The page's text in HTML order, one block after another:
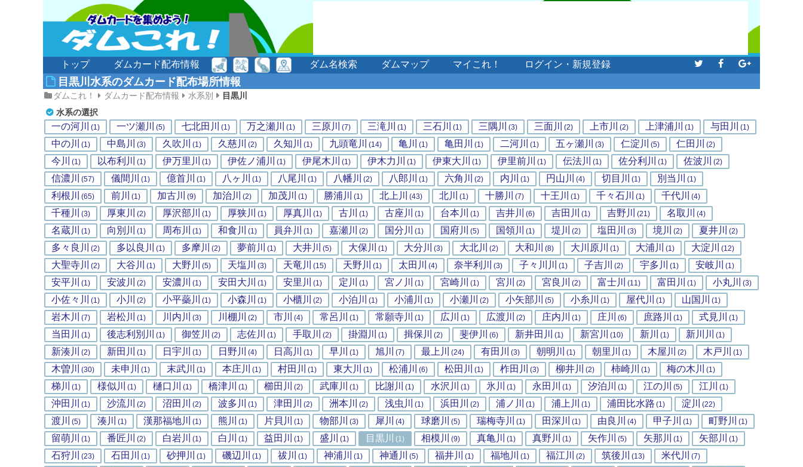
トップ ダムカード配布情報 ダム名検索 ダムマップ マイこれ！ ログイン・新規登録
目黒川水系のダムカード配布場所情報
ダムこれ！ ダムカード配布情報 水系別
目黒川
水系の選択
一の河川 (1) 一ツ瀬川 (5) 七北田川 (1) 万之瀬川 (1) 三原川 (7) 三滝川 (1) 三石川 (1) 三隅川 (3) 三面川 (2) 上市川 (2) 上津浦川 (1) 与田川 (1)
中の川 (1) 中島川 (3) 久吹川 (1) 久慈川 (2) 久知川 (1) 九頭竜川 (14) 亀川 (1) 亀田川 (1) 二河川 (1) 五ヶ瀬川 (3) 仁淀川 (5) 仁田川 (2)
今川 (1) 以布利川 (1) 伊万里川 (1) 伊佐ノ浦川 (1) 伊尾木川 (1) 伊木力川 (1) 伊東大川 (1) 伊里前川 (1) 伝法川 (1) 佐分利川 (1) 佐波川 (2)
信濃川 (57) 儀間川 (1) 億首川 (1) 八ヶ川 (1) 八尾川 (1) 八幡川 (2) 八郎川 (1) 六角川 (2) 内川 (1) 円山川 (4) 切目川 (1) 別当川 (1)
利根川 (65) 前川 (1) 加古川 (9) 加治川 (2) 加茂川 (1) 勝浦川 (1) 北上川 (43) 北川 (1) 十勝川 (7) 十王川 (1) 千々石川 (1) 千代川 (4)
千種川 (3) 厚東川 (2) 厚沢部川 (1) 厚狭川 (1) 厚真川 (1) 古川 (1) 古座川 (1) 台本川 (1) 吉井川 (6) 吉田川 (1) 吉野川 (21) 名取川 (4)
名蔵川 (1) 向別川 (1) 周布川 (1) 和食川 (1) 員弁川 (1) 嘉瀬川 (2) 国分川 (1) 国府川 (5) 国領川 (1) 堤川 (2) 塩田川 (3) 境川 (2) 夏井川 (2)
多々良川 (2) 多以良川 (1) 多摩川 (2) 夢前川 (1) 大井川 (5) 大保川 (1) 大分川 (3) 大北川 (2) 大和川 (8) 大川原川 (1) 大浦川 (1) 大淀川 (12)
大聖寺川 (2) 大谷川 (1) 大野川 (5) 天塩川 (3) 天竜川 (15) 天野川 (1) 太田川 (4) 奈半利川 (3) 子々川川 (1) 子吉川 (2) 宇多川 (1) 安岐川 (1)
安平川 (1) 安波川 (2) 安濃川 (1) 安田大川 (1) 安里川 (1) 定川 (1) 宮ノ川 (1) 宮崎川 (1) 宮川 (2) 宮良川 (2) 富士川 (11) 富田川 (1) 小丸川 (3)
小佐々川 (1) 小川 (2) 小平蘂川 (1) 小森川 (1) 小櫃川 (2) 小泊川 (1) 小浦川 (1) 小瀬川 (2) 小矢部川 (5) 小糸川 (1) 屋代川 (1) 山国川 (1)
岩木川 (7) 岩松川 (1) 川内川 (3) 川棚川 (2) 市川 (4) 常呂川 (1) 常願寺川 (1) 広川 (1) 広渡川 (2) 庄内川 (1) 庄川 (6) 庶路川 (1) 式見川 (1)
当田川 (1) 後志利別川 (1) 御笠川 (2) 志佐川 (1) 手取川 (2) 掛淵川 (1) 揖保川 (2) 斐伊川 (6) 新井田川 (1) 新宮川 (10) 新川 (1) 新川川 (1)
新湊川 (2) 新田川 (1) 日宇川 (1) 日野川 (4) 日高川 (1) 早川 (1) 旭川 (7) 最上川 (24) 有田川 (3) 朝明川 (1) 朝里川 (1) 木屋川 (2) 木戸川 (1)
木曽川 (30) 未申川 (1) 末武川 (1) 本庄川 (1) 村田川 (1) 東大川 (1) 松浦川 (6) 松田川 (1) 柞田川 (3) 柳井川 (2) 柿崎川 (1) 梅の木川 (1)
梯川 (1) 様似川 (1) 樋口川 (1) 橋津川 (1) 櫛田川 (2) 武庫川 (1) 比謝川 (1) 水沢川 (1) 氷川 (1) 永田川 (1) 汐泊川 (1) 江の川 (5) 江川 (1)
沖田川 (1) 沙流川 (2) 沼田川 (2) 波多川 (1) 津田川 (2) 洲本川 (2) 浅虫川 (1) 浜田川 (2) 浦ノ川 (1) 浦上川 (1) 浦田比水路 (1) 淀川 (22)
渡川 (5) 湊川 (1) 漢那福地川 (1) 熊川 (1) 片貝川 (1) 物部川 (3) 犀川 (4) 球磨川 (5) 瑞梅寺川 (1) 田深川 (1) 由良川 (4) 甲子川 (1) 町野川 (1)
留萌川 (1) 番匠川 (2) 白岩川 (1) 白川 (1) 益田川 (1) 盛川 (1) 目黒川 (1) 相模川 (9) 真亀川 (1) 真野川 (1) 矢作川 (5) 矢那川 (1) 矢部川 (1)
石狩川 (23) 石田川 (1) 砂押川 (1) 磯辺川 (1) 祓川 (1) 神浦川 (1) 神通川 (5) 福井川 (1) 福地川 (1) 福江川 (2) 筑後川 (13) 米代川 (7)